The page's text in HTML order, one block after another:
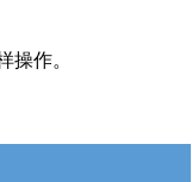
操作。